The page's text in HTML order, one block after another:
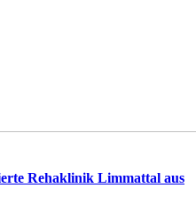
Rehaklinik Limmattal aus